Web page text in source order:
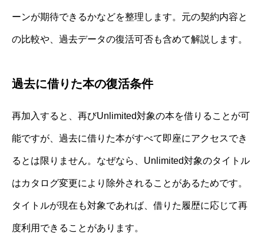
ーンが期待できるかなどを整理します。元の契約内容と
の比較や、過去データの復活可否も含めて解説します。
過去に借りた本の復活条件
再加入すると、再びUnlimited対象の本を借りることが可
能ですが、過去に借りた本がすべて即座にアクセスでき
るとは限りません。なぜなら、Unlimited対象のタイトル
はカタログ変更により除外されることがあるためです。
タイトルが現在も対象であれば、借りた履歴に応じて再
度利用できることがあります。